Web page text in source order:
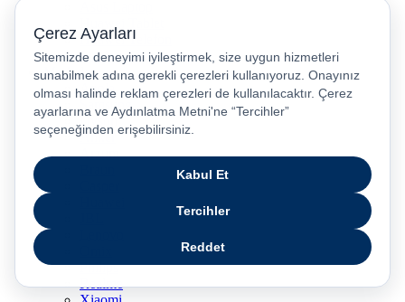
Huawei Telefon
Stanley Termos
Markalar
Apple
Samsung
Dyson
Anker
Arzum
Philips
Realme